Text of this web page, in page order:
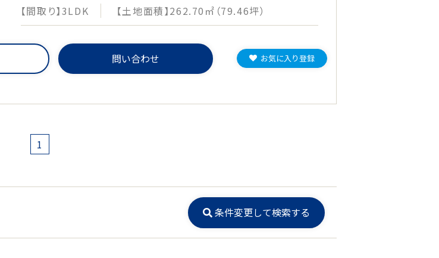
【間取り】3LDK 【土地面積】262.70㎡（79.46坪）
問い合わせ お気に入り登録
1
条件変更して検索する